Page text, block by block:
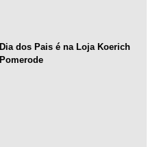
Dia dos Pais é na Loja Koerich
Pomerode